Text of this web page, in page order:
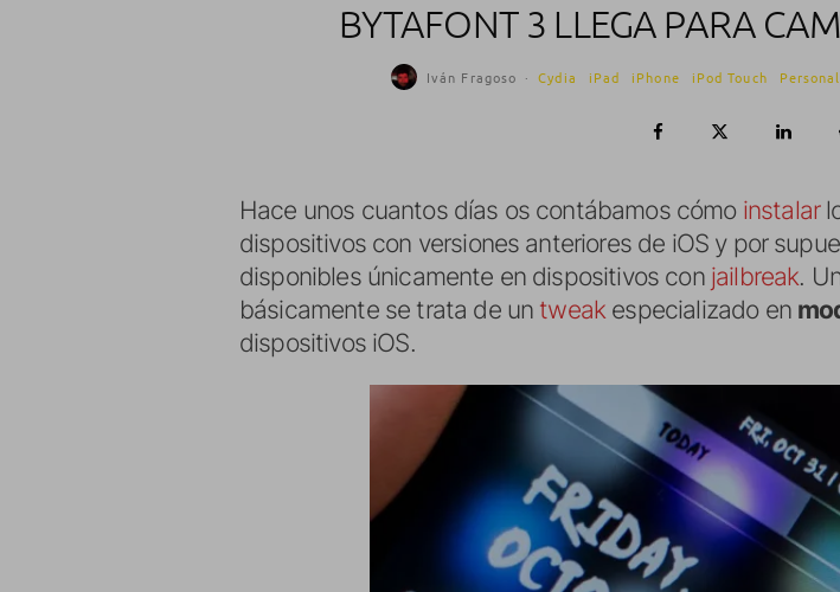
BYTAFONT 3 LLEGA PARA
Iván Fragoso · Cydia iPad iPhone iPod Touch
Hace unos cuantos días os contábamos cómo instalar
dispositivos con versiones anteriores de iOS y por
disponibles únicamente en dispositivos con jailbreak.
básicamente se trata de un tweakespecializado en
dispositivos iOS.